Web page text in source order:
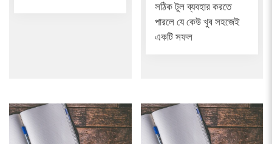
সঠিক টুল ব্যবহার করতে
পারলে যে কেউ খুব সহজেই
একটি সফল